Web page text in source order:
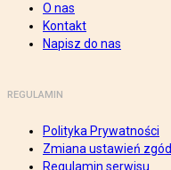
O nas
Kontakt
Napisz do nas
REGULAMIN
Polityka Prywatności
Zmiana ustawień zgód
Regulamin serwisu